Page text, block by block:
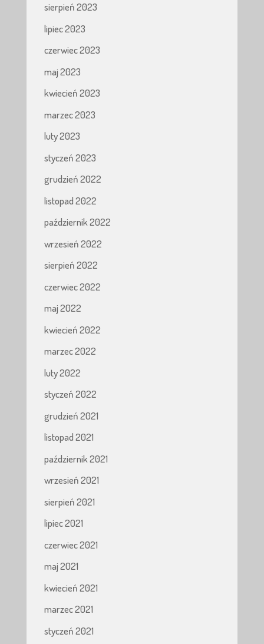
sierpień 2023
lipiec 2023
czerwiec 2023
maj 2023
kwiecień 2023
marzec 2023
luty 2023
styczeń 2023
grudzień 2022
listopad 2022
październik 2022
wrzesień 2022
sierpień 2022
czerwiec 2022
maj 2022
kwiecień 2022
marzec 2022
luty 2022
styczeń 2022
grudzień 2021
listopad 2021
październik 2021
wrzesień 2021
sierpień 2021
lipiec 2021
czerwiec 2021
maj 2021
kwiecień 2021
marzec 2021
styczeń 2021